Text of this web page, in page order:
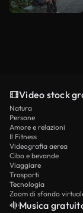
Video stock
Natura
Persone
Amore e relazioni
Il Fitness
Videografia aerea
Cibo e bevande
Viaggiare
Trasporti
Tecnologia
Zoom di sfondo
Musica